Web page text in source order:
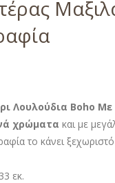
Λουλούδια Boho
χρώματακαι με
το κάνει
εκ.